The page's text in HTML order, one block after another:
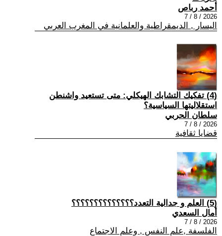
أحمد رباص
2026 / 8 / 7
اليسار , الديمقراطية والعلمانية في المغرب العربي
(4) تفكيك التشابك الهيكلي: متى تستعيد واشنطن
استقلاليتها السياسية؟
سلطان الحربي
2026 / 8 / 7
قضايا ثقافية
(5) العلم و جدالية التعدد؟؟؟؟؟؟؟؟؟؟؟؟؟؟
أمال السعدي
2026 / 8 / 7
الفلسفة ,علم النفس , وعلم الاجتماع